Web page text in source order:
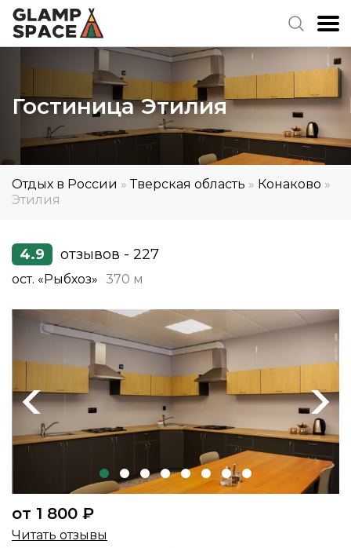
Гостиница Этилия
Отдых в России »Тверская область » Конаково »
Этилия
4.9 отзывов - 227
ост. «Рыбхоз» 370 м
Previous Next
от 1 800 ₽
Читать отзывы